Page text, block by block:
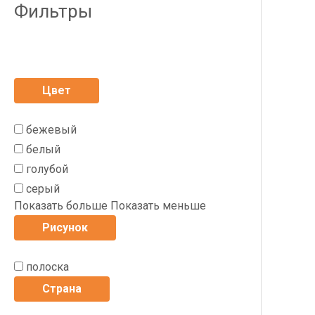
Фильтры
Цвет
бежевый
белый
голубой
серый
Показать больше Показать меньше
Рисунок
полоска
Страна